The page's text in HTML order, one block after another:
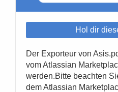
Hol dir
Der Exporteur von
vom Atlassian
werden.Bitte beachten
dem Atlassian